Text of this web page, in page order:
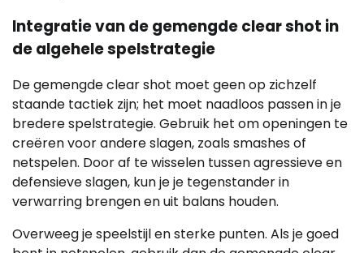
Integratie van de gemengde clear shot in
de algehele spelstrategie
De gemengde clear shot moet geen op zichzelf
staande tactiek zijn; het moet naadloos passen in je
bredere spelstrategie. Gebruik het om openingen te
creëren voor andere slagen, zoals smashes of
netspelen. Door af te wisselen tussen agressieve en
defensieve slagen, kun je je tegenstander in
verwarring brengen en uit balans houden.
Overweeg je speelstijl en sterke punten. Als je goed